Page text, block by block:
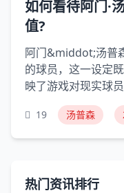
如何看待阿门·
值?
阿门&middot;汤普
的球员，这一设定
映了游戏对现实球
关于能力值合理性
的权威认可。弹跳
值中，阿门
19 汤普森
热门资讯排行